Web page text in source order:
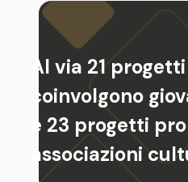
Al via 21
coinvolgono
e 23 progetti
associazioni